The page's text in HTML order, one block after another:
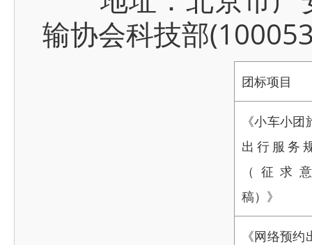
输协会科技部
团标项目
《小车小团
出行服务
（征求
稿）》
《网络预约